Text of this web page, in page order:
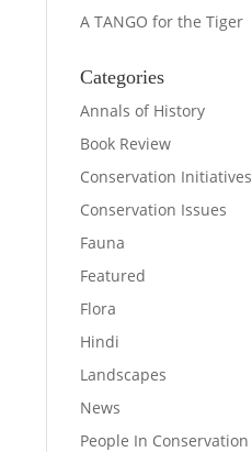
A TANGO for the Tiger
Categories
Annals of History
Book Review
Conservation Initiatives
Conservation Issues
Fauna
Featured
Flora
Hindi
Landscapes
News
People In Conservation